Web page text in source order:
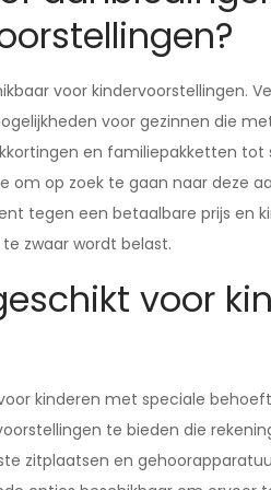
voor kindervoorstellingen.
voor gezinnen die
en familiepakketten
op zoek te gaan naar deze
tegen een betaalbare prijs en
zwaar wordt belast.
voor
kinderen met speciale
te bieden die
zitplaatsen en